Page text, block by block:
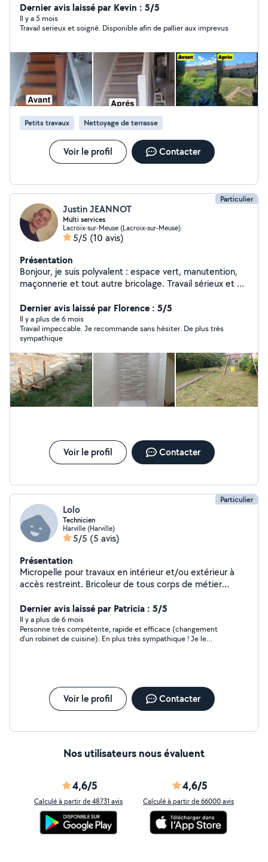
Rénovation Nettoyage, Démoussage de Toiture,
Facade, Terrasse, Peinture géneral Interieur, Exterieur
Transport et retrait de marchandises, colis Location et
Bois, Gravats, Déchets verts, Ferraille, Batterie, ect..
Débarras de vos locaux; Maison, Appartement, Garage,
Cave, Grenier, Jardins, ect.. N'hésitez pas à me
contacter pour toute demande. DA SILVA ENTRETIEN à
VOTRE SERVICE
Dernier avis laissé par Kevin : 5/5
Il y a 5 mois
Travail serieux et soigné. Disponible afin de pallier aux imprevus
Petits travaux Nettoyage de terrasse
Voir le profil Contacter
Particulier
Justin JEANNOT
Multi services
Lacroix-sur-Meuse (Lacroix-sur-Meuse)
5/5 (10 avis)
Présentation
Bonjour, je suis polyvalent : espace vert, manutention,
maçonnerie et tout autre bricolage. Travail sérieux et de
Dernier avis laissé par Florence : 5/5
Il y a plus de 6 mois
Travail impeccable. Je recommande sans hésiter. De plus très
sympathique
Voir le profil Contacter
Particulier
Lolo
Technicien
Harville (Harville)
5/5 (5 avis)
Présentation
Micropelle pour travaux en intérieur et/ou extérieur à
accès restreint. Bricoleur de tous corps de métier
Dernier avis laissé par Patricia : 5/5
Il y a plus de 6 mois
Personne très compétente, rapide et efficace (changement
d’un robinet de cuisine). En plus très sympathique ! Je le
Voir le profil Contacter
Nos utilisateurs nous évaluent
4,6/5
Calculé à partir de 48731 avis
4,6/5
Calculé à partir de 66000 avis